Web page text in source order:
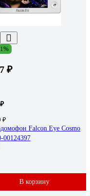
₽
₽
Falcon Eye Cosmo
00124397
В корзину